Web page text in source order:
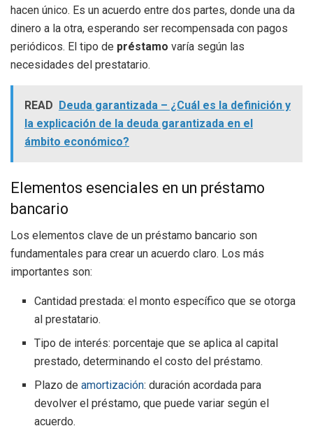
hacen único. Es un acuerdo entre dos partes, donde una da
dinero a la otra, esperando ser recompensada con pagos
periódicos. El tipo de préstamo varía según las
necesidades del prestatario.
READ Deuda garantizada – ¿Cuál es la definición y
la explicación de la deuda garantizada en el
ámbito económico?
Elementos esenciales en un préstamo
bancario
Los elementos clave de un préstamo bancario son
fundamentales para crear un acuerdo claro. Los más
importantes son:
Cantidad prestada: el monto específico que se otorga
al prestatario.
Tipo de interés: porcentaje que se aplica al capital
prestado, determinando el costo del préstamo.
Plazo deamortización: duración acordada para
devolver el préstamo, que puede variar según el
acuerdo.